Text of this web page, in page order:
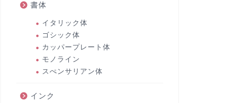
書体
イタリック体
ゴシック体
カッパープレート体
モノライン
スぺンサリアン体
インク